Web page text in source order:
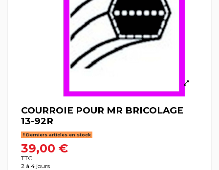
COURROIE POUR MR BRICOLAGE
13-92R
Derniers articles en stock
39,00 €
TTC
2 à 4 jours